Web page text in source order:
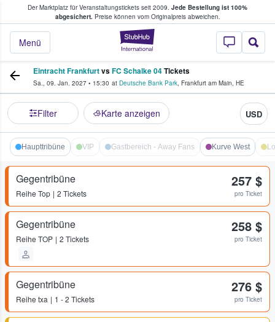
Der Marktplatz für Veranstaltungstickets seit 2009. Jede Bestellung ist 100%
abgesichert.Preise können vom Originalpreis abweichen.
StubHub - Wo
Menü
Tickets kaufen & verkaufen
Eintracht FrankfurtvsFC Schalke 04Tickets
Sa., 09. Jan. 2027 • 15:30 at Deutsche Bank Park, Frankfurt am Main, HE
Filter Karte anzeigen USD
Haupttribüne VIP Gastbereich - Away Fans Kurve West
Gegentribüne
Reihe Top 2 Tickets
257 $
pro Ticket
Gegentribüne
Reihe TOP 2 Tickets
258 $
pro Ticket
Gegentribüne
Reihe txa 1 - 2 Tickets
276 $
pro Ticket